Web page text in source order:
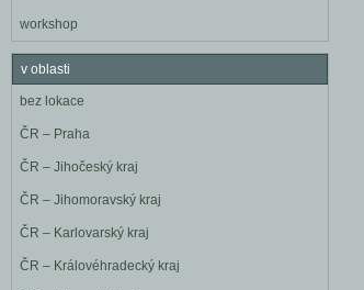
workshop
v oblasti
bez lokace
ČR – Praha
ČR – Jihočeský kraj
ČR – Jihomoravský kraj
ČR – Karlovarský kraj
ČR – Královéhradecký kraj